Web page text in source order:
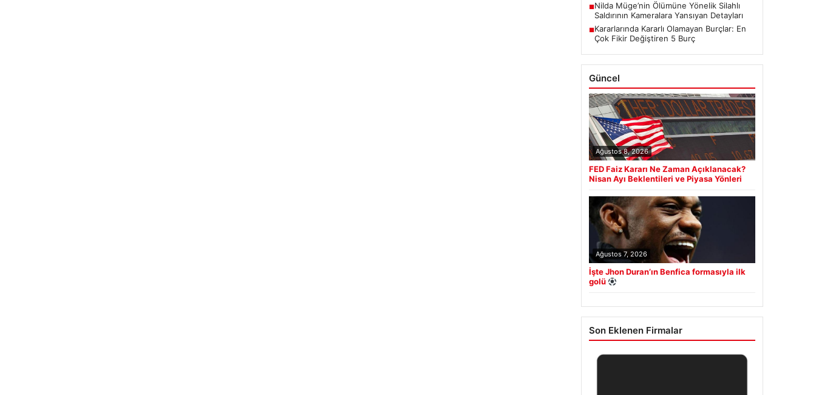
■Nilda Müge’nin Ölümüne Yönelik Silahlı
Saldırının Kameralara Yansıyan Detayları
■Kararlarında Kararlı Olamayan Burçlar: En
Çok Fikir Değiştiren 5 Burç
Güncel
Ağustos 8, 2026
FED Faiz Kararı Ne Zaman Açıklanacak?
Nisan Ayı Beklentileri ve Piyasa Yönleri
Ağustos 7, 2026
İşte Jhon Duran’ın Benfica formasıyla ilk
golü
Son Eklenen Firmalar